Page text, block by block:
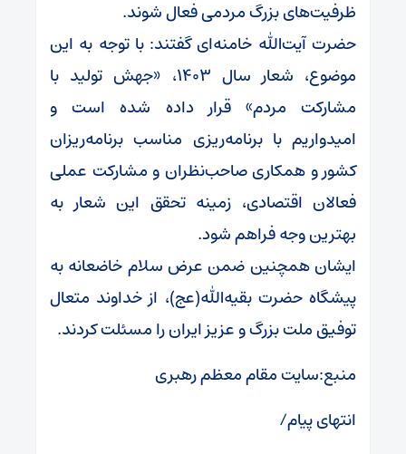
ظرفیت‌های بزرگ مردمی فعال شوند.
حضرت آیت‌الله خامنه‌ای گفتند: با توجه به این
موضوع، شعار سال ۱۴۰۳، «جهش تولید با
مشارکت مردم» قرار داده شده است و
امیدواریم با برنامه‌ریزی مناسب برنامه‌ریزان
کشور و همکاری صاحب‌نظران و مشارکت عملی
فعالان اقتصادی، زمینه تحقق این شعار به
بهترین وجه فراهم شود.
ایشان همچنین ضمن عرض سلام خاضعانه به
پیشگاه حضرت بقیه‌الله(عج)، از خداوند متعال
توفیق ملت بزرگ و عزیز ایران را مسئلت کردند.
منبع:سایت مقام معظم رهبری
انتهای پیام/